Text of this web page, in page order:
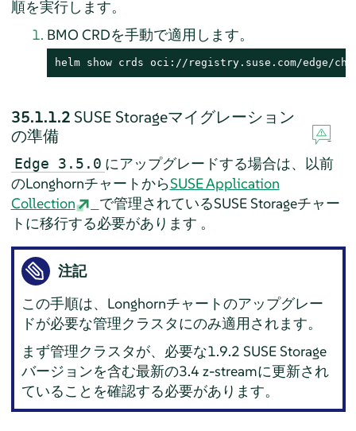
順を実行します。
BMO CRDを手動で適用します。
helm show crds oci://registry.suse.com/edge/
35.1.1.2 SUSE Storageマイグレーション
の準備
Edge 3.5.0 にアップグレードする場合は、以前
のLonghornチャートからSUSE Application
Collection
で管理されているSUSE Storageチャー
トに移行する必要があります 。
注記
この手順は、Longhornチャートのアップグレー
ドが必要な管理クラスタにのみ適用されます。
まず管理クラスタが、必要な1.9.2 SUSE Storage
バージョンを含む最新の3.4 z-streamに更新され
ていることを確認する必要があります。